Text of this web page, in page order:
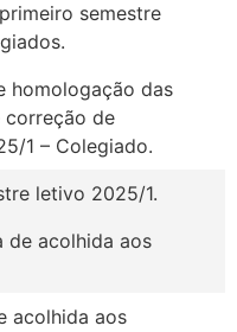
semestre
homologação das
de
1 – Colegiado.
letivo 2025/1.
de acolhida aos
acolhida aos